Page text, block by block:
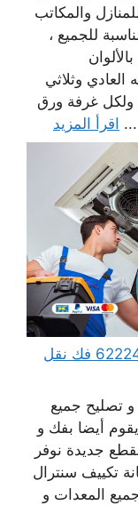
والمكاتب
للجميع ،
العادي وثلاثي
ولكل غرفة ورق
اقرأ المزيد
فني تكييف مركزي هندي الكويت 62224041 فك نقل
تصليح جميع
يقوم أيضا بفك و
جديدة نوفر
تكييف سنترال
المعدات و